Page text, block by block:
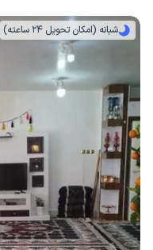
شبانه (امکان تحویل 24 ساعته)